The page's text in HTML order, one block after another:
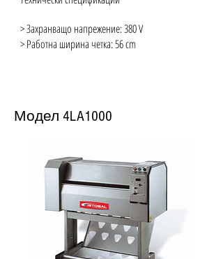
> Захранващо напрежение: 380 V
> Работна ширина четка: 56 cm
Модел 4LA1000